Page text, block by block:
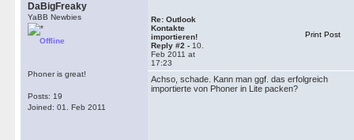
DaBigFreaky
YaBB Newbies
Offline
Phoner is great!
Posts: 19
Joined: 01. Feb 2011
Re: Outlook
Kontakte
importieren!
Reply #2 - 10.
Feb 2011 at
17:23
Print Post
Achso, schade. Kann man ggf. das erfolgreich
importierte von Phoner in Lite packen?